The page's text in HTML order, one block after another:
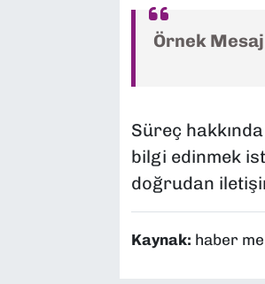
Örnek Mesaj
Süreç
bilgi edinmek
doğrudan
Kaynak: haber